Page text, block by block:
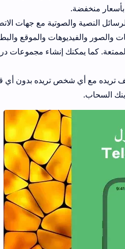
مع جهات الاتصال الخاصة
والموقع والبطاقات
إنشاء مجموعات دردشة تصل
تريده بدون أي قيود على